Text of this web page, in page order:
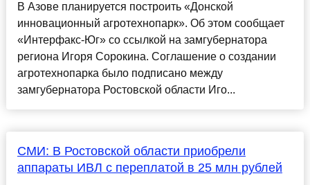
В Азове планируется построить «Донской
инновационный агротехнопарк». Об этом сообщает
«Интерфакс-Юг» со ссылкой на замгубернатора
региона Игоря Сорокина. Соглашение о создании
агротехнопарка было подписано между
замгубернатора Ростовской области Иго...
СМИ: В Ростовской области приобрели
аппараты ИВЛ с переплатой в 25 млн рублей